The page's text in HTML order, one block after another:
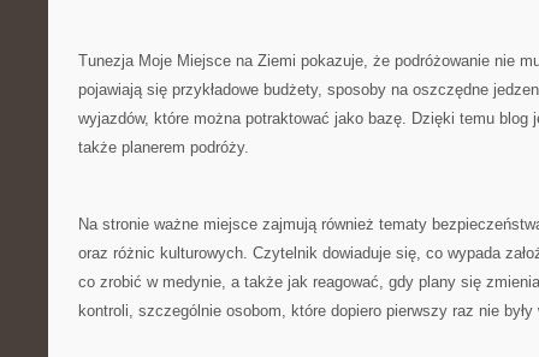
Tunezja Moje Miejsce na Ziemi pokazuje, że podróżowanie nie
pojawiają się przykładowe budżety, sposoby na oszczędne
wyjazdów, które można potraktować jako bazę. Dzięki temu blog
także planerem podróży.
Na stronie ważne miejsce zajmują również tematy
oraz różnic kulturowych. Czytelnik dowiaduje się, co wypada
co zrobić w medynie, a także jak reagować, gdy plany się
kontroli, szczególnie osobom, które dopiero pierwszy raz nie